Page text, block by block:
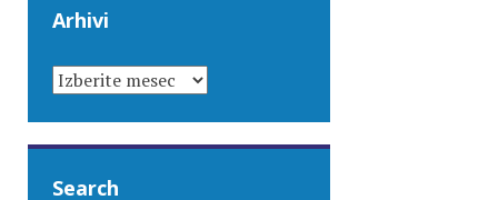
Arhivi
ARHIVI
Search